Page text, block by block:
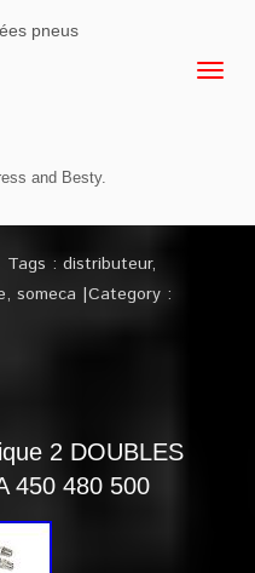
pneus
and Besty.
Tags : distributeur,
, someca Category :
2 DOUBLES
450 480 500